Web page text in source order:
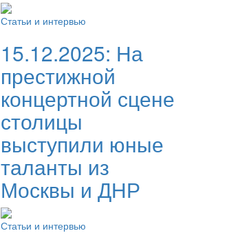
Статьи и интервью
15.12.2025: На
престижной
концертной сцене
столицы
выступили юные
таланты из
Москвы и ДНР
Статьи и интервью